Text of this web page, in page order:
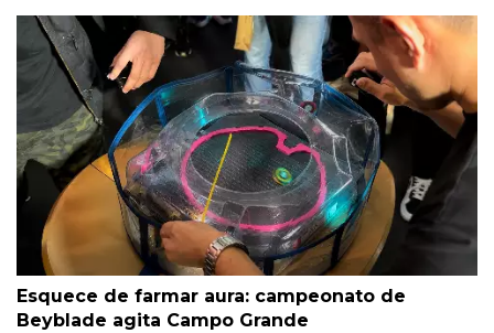
Esquece de farmar aura: campeonato de
Beyblade agita Campo Grande